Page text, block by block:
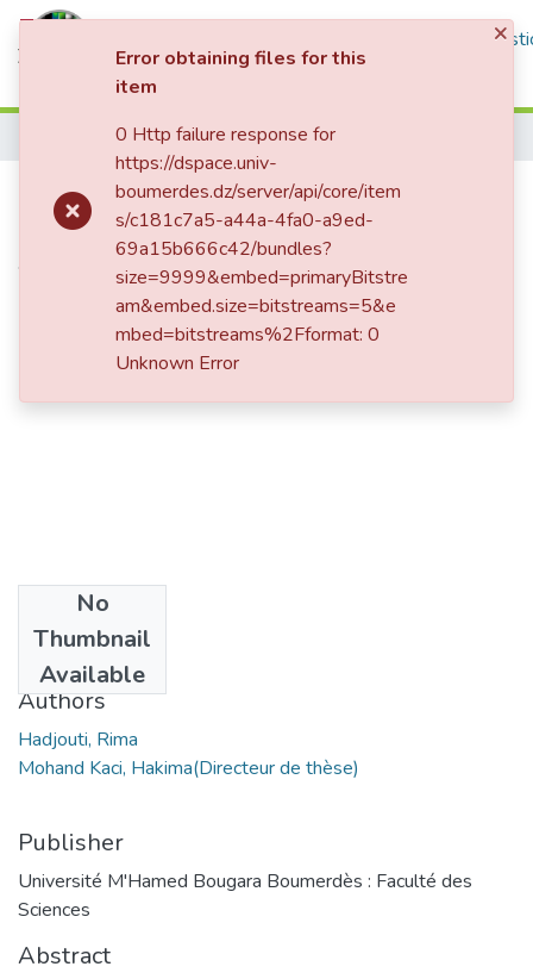
Isolement de rhizobactéries
promotrices de la croissance
végétale et étude de leur effet sur
quelques plantes cultivées : essais
de production de phytohormones
No
Thumbnail
Available
2025
Authors
Hadjouti, Rima
Mohand Kaci, Hakima(Directeur de thèse)
Publisher
Université M'Hamed Bougara Boumerdès : Faculté des
Sciences
Abstract
×
Error obtaining files for this
item
0 Http failure response for
https://dspace.univ-
boumerdes.dz/server/api/core/item
s/c181c7a5-a44a-4fa0-a9ed-
69a15b666c42/bundles?
size=9999&embed=primaryBitstre
am&embed.size=bitstreams=5&e
mbed=bitstreams%2Fformat: 0
Unknown Error